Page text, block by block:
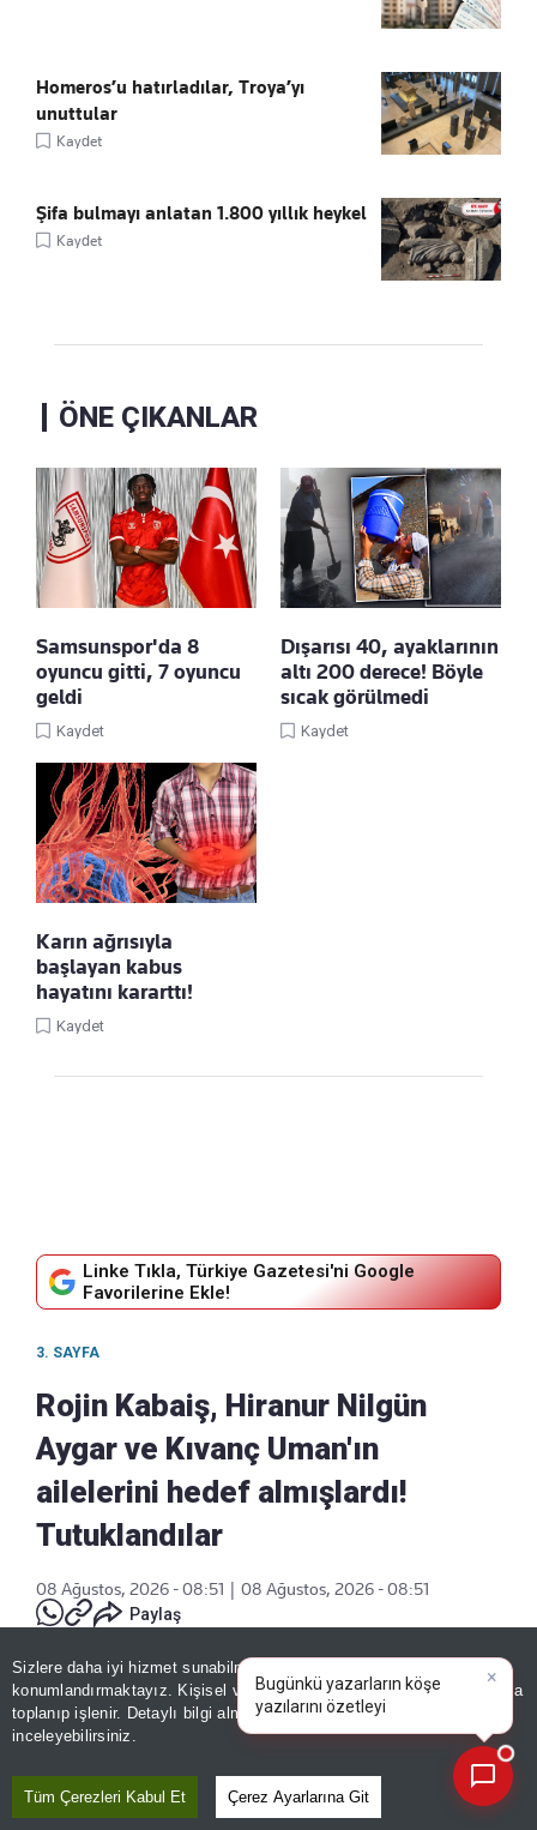
Sizlere daha iyi hizmet sunabilmek adına sitemizde
konumlandırmaktayız. Kişisel verileriniz, KVKK ve GDPR kapsamında
toplanıp işlenir. Detaylı bilgi almak içinAydınlatma Metnimizi
inceleyebilirsiniz.
Tüm Çerezleri Kabul Et Çerez Ayarlarına Git
Homeros’u hatırladılar, Troya’yı
unuttular
Kaydet
Şifa bulmayı anlatan 1.800 yıllık heykel
Kaydet
ÖNE ÇIKANLAR
Samsunspor'da 8
oyuncu gitti, 7 oyuncu
geldi
Kaydet
Dışarısı 40, ayaklarının
altı 200 derece! Böyle
sıcak görülmedi
Kaydet
Karın ağrısıyla
başlayan kabus
hayatını kararttı!
Kaydet
Linke Tıkla, Türkiye Gazetesi'ni Google
Favorilerine Ekle!
3. SAYFA
Rojin Kabaiş, Hiranur Nilgün
Aygar ve Kıvanç Uman'ın
ailelerini hedef almışlardı!
Tutuklandılar
08 Ağustos, 2026 - 08:51
08 Ağustos, 2026 - 08:51
Paylaş
×
Bugünkü yazarların köşe
yazılarını özetleyin!